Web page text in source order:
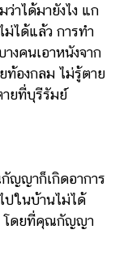
าได้มายังไง แก
ได้แล้ว การทำ
งคนเอาหนังจาก
ท้องกลม ไม่รู้ตาย
ยที่บุรีรัมย์
ญาก็เกิดอาการ
ปในบ้านไม่ได้
โดยที่คุณกัญญา